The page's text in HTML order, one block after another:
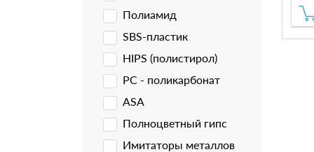
Полиамид
SBS-пластик
HIPS (полистирол)
PC - поликарбонат
ASA
Полноцветный гипс
Имитаторы металлов